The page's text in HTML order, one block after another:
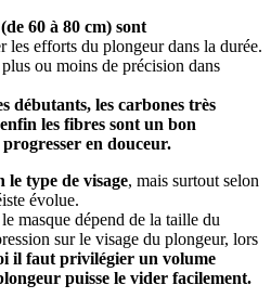
60 à 80 cm) sont
les efforts du plongeur dans la durée.
ou moins de précision dans
débutants, les carbones très
les fibres sont un bon
en douceur.
le type de visage, mais surtout selon
évolue.
masque dépend de la taille du
sur le visage du plongeur, lors
il faut privilégier un volume
puisse le vider facilement.